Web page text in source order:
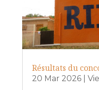
Résultats du
20 Mar 2026|